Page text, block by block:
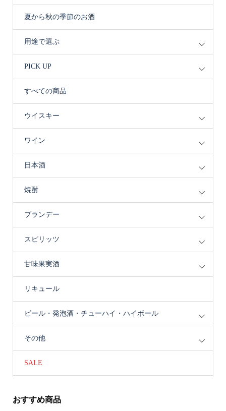
夏から秋の季節のお酒
用途で選ぶ
PICK UP
すべての商品
ウイスキー
ワイン
日本酒
焼酎
ブランデー
スピリッツ
甘味果実酒
リキュール
ビール・発泡酒・チューハイ・ハイボール
その他
SALE
おすすめ商品